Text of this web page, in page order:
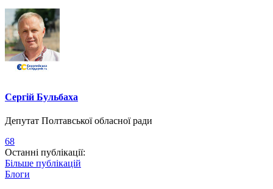
Сергій Бульбаха
Депутат Полтавської обласної ради
68
Останні публікації:
Більше публікацій
Блоги